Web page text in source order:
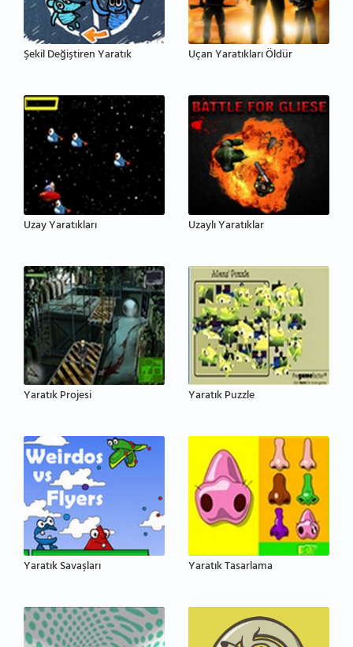
Şekil Değiştiren Yaratık Uçan Yaratıkları Öldür
Uzay Yaratıkları Uzaylı Yaratıklar
Yaratık Projesi Yaratık Puzzle
Yaratık Savaşları Yaratık Tasarlama